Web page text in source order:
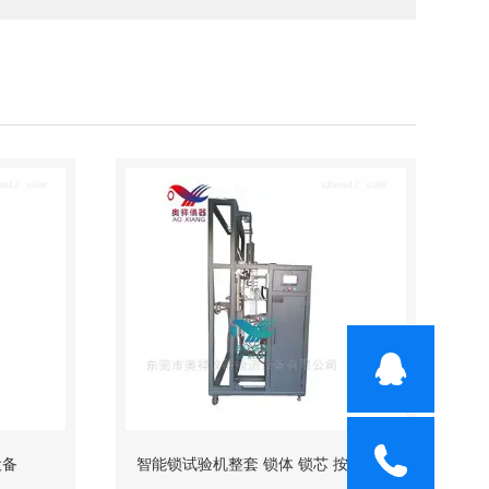
智能锁试验机整套 锁体 锁芯 按键测试